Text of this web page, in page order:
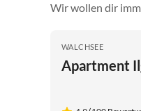
Wir wollen dir
WALCHSEE
Apartment